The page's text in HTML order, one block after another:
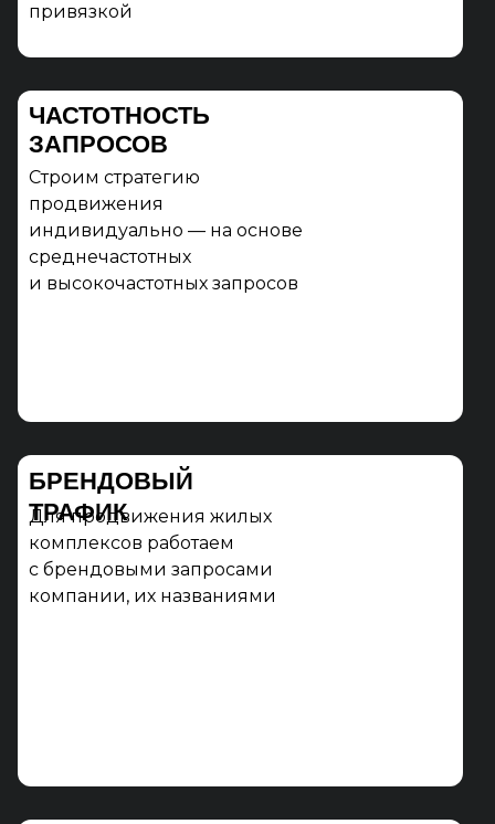
Для продвижения жилых
комплексов работаем
с брендовыми запросами
компании, их названиями
БРЕНДОВЫЙ
ТРАФИК
привязкой
ЧАСТОТНОСТЬ
ЗАПРОСОВ
Строим стратегию
продвижения
индивидуально — на основе
среднечастотных
и высокочастотных запросов